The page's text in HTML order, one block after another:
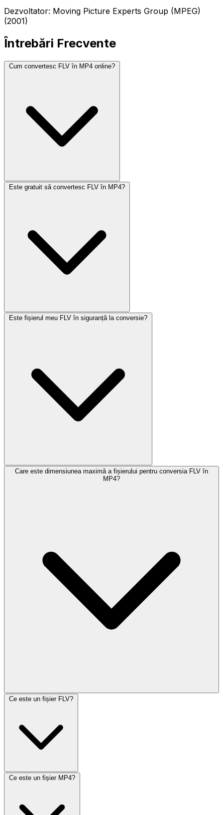
Dezvoltator: Moving Picture Experts Group (MPEG)
(2001)
Întrebări Frecvente
Cum convertesc FLV în MP4 online?
Este gratuit să convertesc FLV în MP4?
Este fișierul meu FLV în siguranță la conversie?
Care este dimensiunea maximă a fișierului pentru conversia FLV în
MP4?
Ce este un fișier FLV?
Ce este un fișier MP4?